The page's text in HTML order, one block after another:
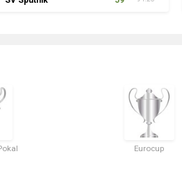
Eurocup